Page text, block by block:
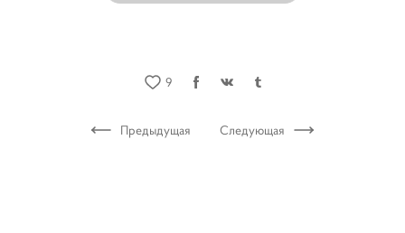
9
Предыдущая Следующая